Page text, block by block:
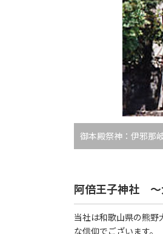
御本殿祭神：伊邪那
阿倍王子神社 ～
当社は和歌山県の熊野
な信仰でございます。